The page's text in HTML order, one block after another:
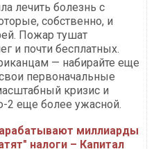
лечить болезнь с
собственно, и
Пожар тушат
и почти бесплатных.
— набирайте еще
первоначальные
кризис и
2 еще более ужасной.
миллиарды
налоги – Капитал